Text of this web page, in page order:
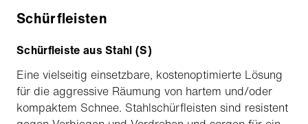
Schürfleisten
Schürfleiste aus Stahl (S)
Eine vielseitig einsetzbare, kostenoptimierte Lösung
für die aggressive Räumung von hartem und/oder
kompaktem Schnee. Stahlschürfleisten sind resistent